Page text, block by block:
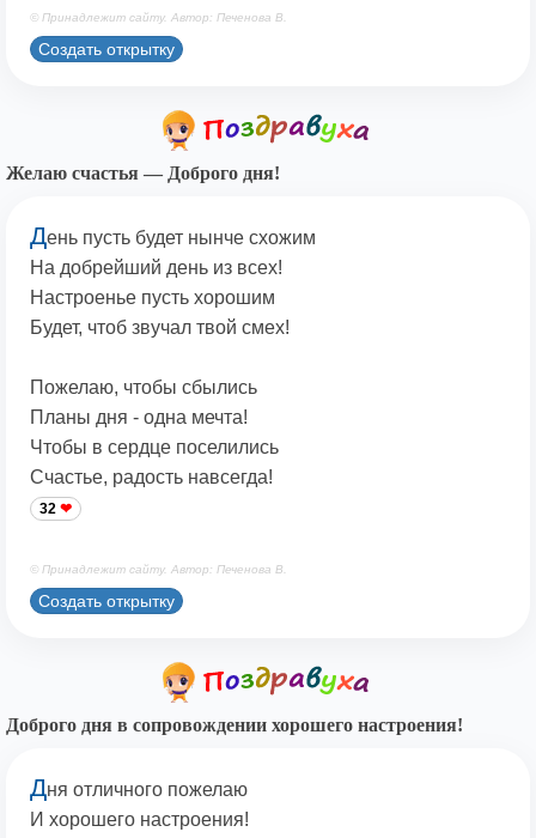
© Принадлежит сайту. Автор: Печенова В.
Создать открытку
Желаю счастья — Доброго дня!
День пусть будет нынче схожим
На добрейший день из всех!
Настроенье пусть хорошим
Будет, чтоб звучал твой смех!
Пожелаю, чтобы сбылись
Планы дня - одна мечта!
Чтобы в сердце поселились
Счастье, радость навсегда!
32
© Принадлежит сайту. Автор: Печенова В.
Создать открытку
Доброго дня в сопровождении хорошего настроения!
Дня отличного пожелаю
И хорошего настроения!